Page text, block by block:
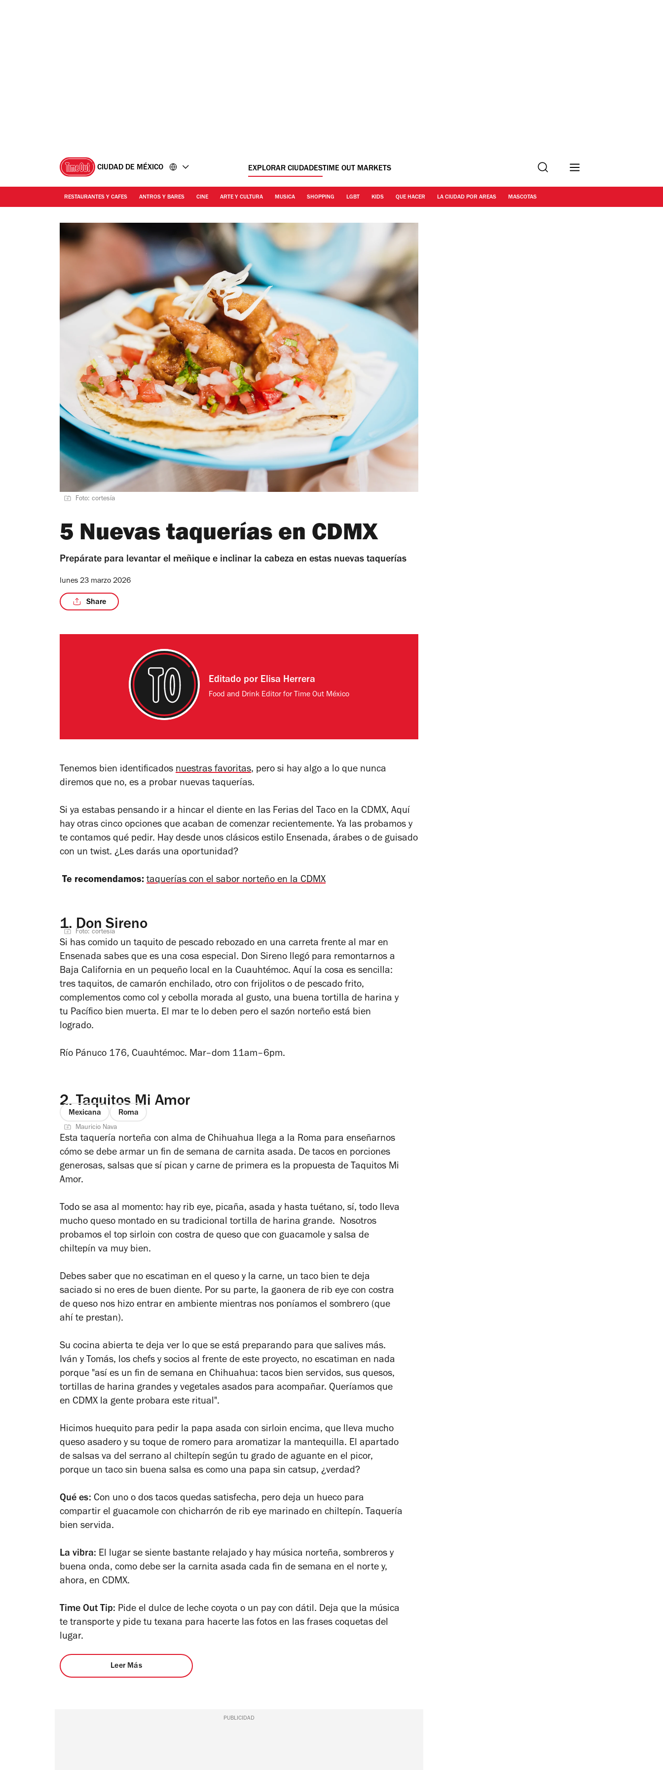
CIUDAD DE MÉXICO EXPLORAR CIUDADESTIME OUT MARKETS Buscar
RESTAURANTES Y CAFES ANTROS Y BARES CINE ARTE Y CULTURA MUSICA SHOPPING LGBT KIDS QUE HACER LA CIUDAD POR AREAS MASCOTAS
Foto: cortesía
5 Nuevas taquerías en CDMX
Prepárate para levantar el meñique e inclinar la cabeza en estas nuevas taquerías
lunes 23 marzo 2026
Share
Editado por Elisa Herrera
Food and Drink Editor for Time Out México
Tenemos bien identificados nuestras favoritas, pero si hay algo a lo que nunca
diremos que no, es a probar nuevas taquerías.
Si ya estabas pensando ir a hincar el diente en las Ferias del Taco en la CDMX, Aquí
hay otras cinco opciones que acaban de comenzar recientemente. Ya las probamos y
te contamos qué pedir. Hay desde unos clásicos estilo Ensenada, árabes o de guisado
con un twist. ¿Les darás una oportunidad?
Te recomendamos: taquerías con el sabor norteño en la CDMX
1. Don Sireno
Foto: cortesía
Si has comido un taquito de pescado rebozado en una carreta frente al mar en
Ensenada sabes que es una cosa especial. Don Sireno llegó para remontarnos a
Baja California en un pequeño local en la Cuauhtémoc. Aquí la cosa es sencilla:
tres taquitos, de camarón enchilado, otro con frijolitos o de pescado frito,
complementos como col y cebolla morada al gusto, una buena tortilla de harina y
tu Pacífico bien muerta. El mar te lo deben pero el sazón norteño está bien
logrado.
Río Pánuco 176, Cuauhtémoc. Mar–dom 11am–6pm.
2. Taquitos Mi Amor
Mexicana Roma
Mauricio Nava
Esta taquería norteña con alma de Chihuahua llega a la Roma para enseñarnos
cómo se debe armar un fin de semana de carnita asada. De tacos en porciones
generosas, salsas que sí pican y carne de primera es la propuesta de Taquitos Mi
Amor.
Todo se asa al momento: hay rib eye, picaña, asada y hasta tuétano, sí, todo lleva
mucho queso montado en su tradicional tortilla de harina grande. Nosotros
probamos el top sirloin con costra de queso que con guacamole y salsa de
chiltepín va muy bien.
Debes saber que no escatiman en el queso y la carne, un taco bien te deja
saciado si no eres de buen diente. Por su parte, la gaonera de rib eye con costra
de queso nos hizo entrar en ambiente mientras nos poníamos el sombrero (que
ahí te prestan).
Su cocina abierta te deja ver lo que se está preparando para que salives más.
Iván y Tomás, los chefs y socios al frente de este proyecto, no escatiman en nada
porque "así es un fin de semana en Chihuahua: tacos bien servidos, sus quesos,
tortillas de harina grandes y vegetales asados para acompañar. Queríamos que
en CDMX la gente probara este ritual".
Hicimos huequito para pedir la papa asada con sirloin encima, que lleva mucho
queso asadero y su toque de romero para aromatizar la mantequilla. El apartado
de salsas va del serrano al chiltepín según tu grado de aguante en el picor,
porque un taco sin buena salsa es como una papa sin catsup, ¿verdad?
Qué es: Con uno o dos tacos quedas satisfecha, pero deja un hueco para
compartir el guacamole con chicharrón de rib eye marinado en chiltepín. Taquería
bien servida.
La vibra: El lugar se siente bastante relajado y hay música norteña, sombreros y
buena onda, como debe ser la carnita asada cada fin de semana en el norte y,
ahora, en CDMX.
Time Out Tip: Pide el dulce de leche coyota o un pay con dátil. Deja que la música
te transporte y pide tu texana para hacerte las fotos en las frases coquetas del
lugar.
Leer Más
PUBLICIDAD